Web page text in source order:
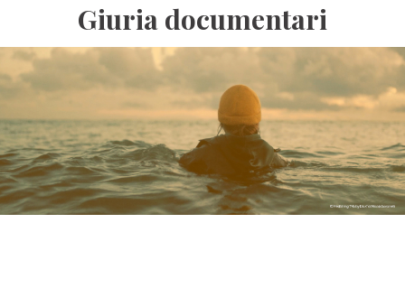
Giuria documentari